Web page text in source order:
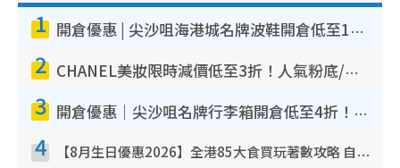
1 開倉優惠 | 尖沙咀海港城名牌波鞋開倉低至1折！On鞋$899起／Joy&Peace鞋履$98起
2 CHANEL美妝限時減價低至3折！人氣粉底/唇膏/精華液低至$275！COCO香水都有平
3 開倉優惠｜尖沙咀名牌行李箱開倉低至4折！一連5日 American Tourister/ace./Hallmark $200起！
4 【8月生日優惠2026】全港85大食買玩著數攻略 自助餐/火鍋放題同行免費＋誠品/DONKI送現金券